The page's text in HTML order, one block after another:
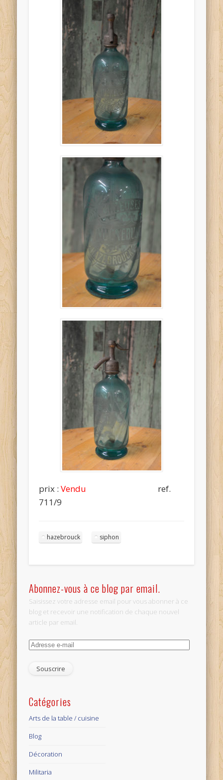
prix :Vendu
ref.
711/9
hazebrouck siphon
Abonnez-vous à ce blog par email.
Saisissez votre adresse email pour vous abonner à ce
blog et recevoir une notification de chaque nouvel
article par email.
Adresse
mail
Catégories
Arts de la table / cuisine
Blog
Décoration
Militaria